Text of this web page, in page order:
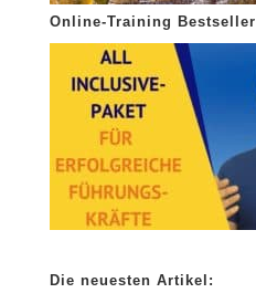
Online-Training Bestseller
Die neuesten Artikel: